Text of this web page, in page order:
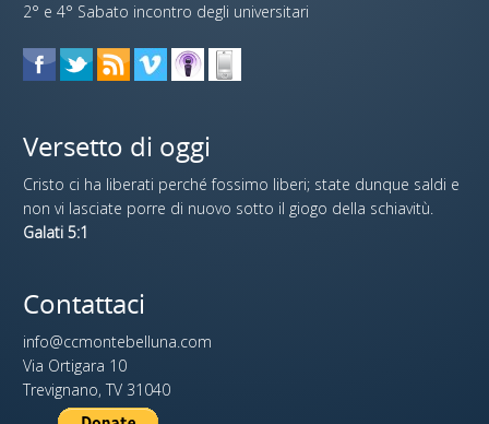
2° e 4° Sabato incontro degli universitari
Versetto di oggi
Cristo ci ha liberati perché fossimo liberi; state dunque saldi e
non vi lasciate porre di nuovo sotto il giogo della schiavitù.
Galati 5:1
Contattaci
info@ccmontebelluna.com
Via Ortigara 10
Trevignano, TV 31040